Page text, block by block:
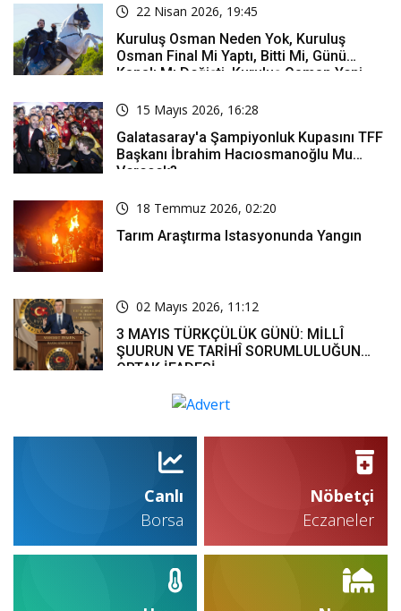
22 Nisan 2026, 19:45
Kuruluş Osman Neden Yok, Kuruluş
Osman Final Mi Yaptı, Bitti Mi, Günü
Kanalı Mı Değişti, Kuruluş Osman Yeni
15 Mayıs 2026, 16:28
Galatasaray'a Şampiyonluk Kupasını TFF
Başkanı İbrahim Hacıosmanoğlu Mu
Verecek?
18 Temmuz 2026, 02:20
Tarım Araştırma Istasyonunda Yangın
02 Mayıs 2026, 11:12
3 MAYIS TÜRKÇÜLÜK GÜNÜ: MİLLÎ
ŞUURUN VE TARİHÎ SORUMLULUĞUN
ORTAK İFADESİ
Canlı
Borsa
Nöbetçi
Eczaneler